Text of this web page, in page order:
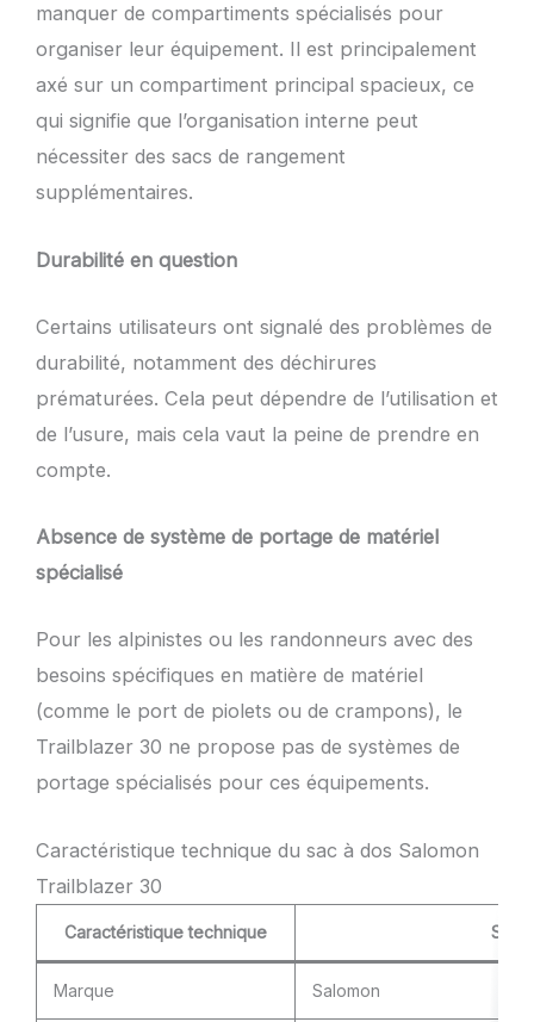
manquer de compartiments spécialisés pour
organiser leur équipement. Il est principalement
axé sur un compartiment principal spacieux, ce
qui signifie que l’organisation interne peut
nécessiter des sacs de rangement
supplémentaires.
Durabilité en question
Certains utilisateurs ont signalé des problèmes de
durabilité, notamment des déchirures
prématurées. Cela peut dépendre de l’utilisation et
de l’usure, mais cela vaut la peine de prendre en
compte.
Absence de système de portage de matériel
spécialisé
Pour les alpinistes ou les randonneurs avec des
besoins spécifiques en matière de matériel
(comme le port de piolets ou de crampons), le
Trailblazer 30 ne propose pas de systèmes de
portage spécialisés pour ces équipements.
Caractéristique technique du sac à dos Salomon
Trailblazer 30
Caractéristique technique
Marque Salomon